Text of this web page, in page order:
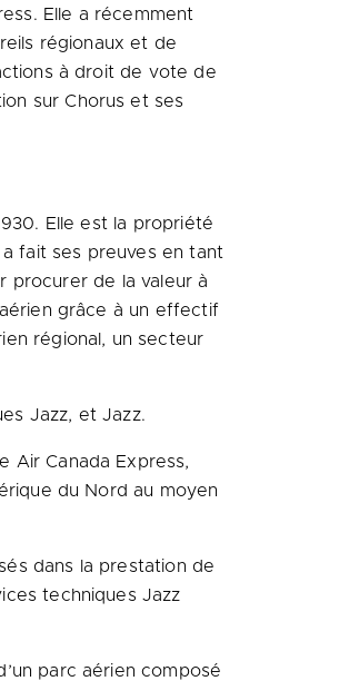
Elle a récemment
régionaux et de
à droit de vote de
sur Chorus et ses
Elle est la propriété
fait ses preuves en tant
procurer de la valeur à
grâce à un effectif
régional, un secteur
Jazz, et Jazz.
Air Canada Express,
du Nord au moyen
dans la prestation de
techniques Jazz
parc aérien composé